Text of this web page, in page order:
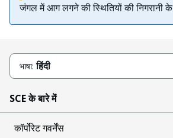
जंगल में आग लगने की स्थितियों की निगरानी
भाषा:हिंदी
SCE के बारे में
कॉर्पोरेट गवर्नेंस